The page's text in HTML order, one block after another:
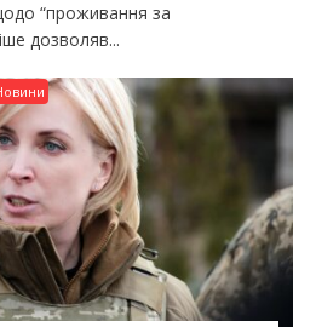
“проживання за
дозволяв...